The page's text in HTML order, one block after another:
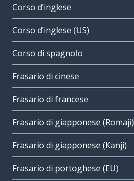
Corso d’inglese
Corso d’inglese (US)
Corso di spagnolo
Frasario di cinese
Frasario di francese
Frasario di giapponese (Romaji)
Frasario di giapponese (Kanji)
Frasario di portoghese (EU)